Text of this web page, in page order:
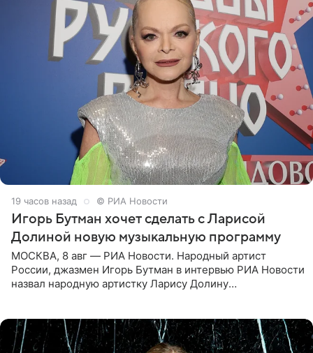
19 часов назад © РИА Новости
Игорь Бутман хочет сделать с Ларисой
Долиной новую музыкальную программу
МОСКВА, 8 авг — РИА Новости. Народный артист
России, джазмен Игорь Бутман в интервью РИА Новости
назвал народную артистку Ларису Долину